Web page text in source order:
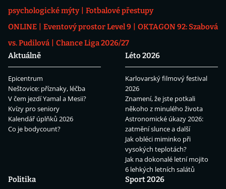
psychologické mýty
Fotbalové přestupy
ONLINE
Eventový prostor Level 9
OKTAGON 92: Szabová
vs. Pudilová
Chance Liga 2026/27
Aktuálně
Epicentrum
Neštovice: příznaky, léčba
V čem jezdí Yamal a Mesii?
Kvízy pro seniory
Kalendář úplňků 2026
Co je bodycount?
Léto 2026
Karlovarský filmový festival
2026
Znamení, že jste potkali
někoho z minulého života
Astronomické úkazy 2026:
zatmění slunce a další
Jak obléci miminko při
vysokých teplotách?
Jak na dokonalé letní mojito
6 lehkých letních salátů
Politika
Sport 2026